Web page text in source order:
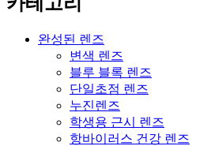
완성된 렌즈
변색 렌즈
블루 블록 렌즈
단일초점 렌즈
누진렌즈
학생용 근시 렌즈
항바이러스 건강 렌즈